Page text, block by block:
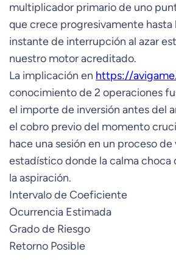
multiplicador primario de uno
que crece progresivamente hasta
instante de interrupción al azar
nuestro motor acreditado.
La implicación en https://
conocimiento de 2 operaciones
el importe de inversión antes del
el cobro previo del momento
hace una sesión en un proceso de
estadístico donde la calma
la aspiración.
Intervalo de Coeficiente
Ocurrencia Estimada
Grado de Riesgo
Retorno Posible